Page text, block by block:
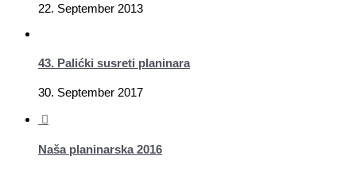
22. September 2013
43. Palićki susreti planinara
30. September 2017
Naša planinarska 2016